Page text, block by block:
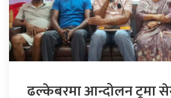
ढल्केबरमा आन्दोलन ट्रमा